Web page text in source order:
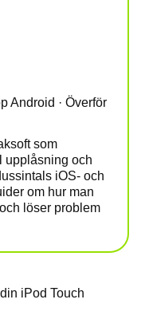
Android · Överför
som
upplåsning och
iOS- och
om hur man
löser problem
iPod Touch